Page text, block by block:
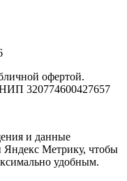
офертой.
320774600427657
и данные
Яндекс Метрику, чтобы
удобным.